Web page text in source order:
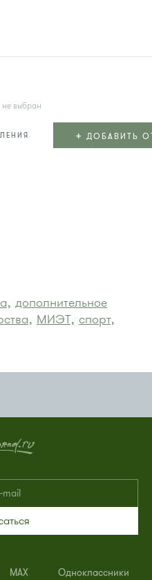
выбран
+ ДОБАВИТЬ
дополнительное
МИЭТ, спорт,
MAX Одноклассники